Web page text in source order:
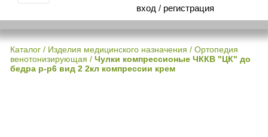
вход / регистрация
Каталог / Изделия медицинского назначения / Ортопедия
венотонизирующая / Чулки компрессионые ЧККВ "ЦК" до
бедра р-р6 вид 2 2кл компрессии крем